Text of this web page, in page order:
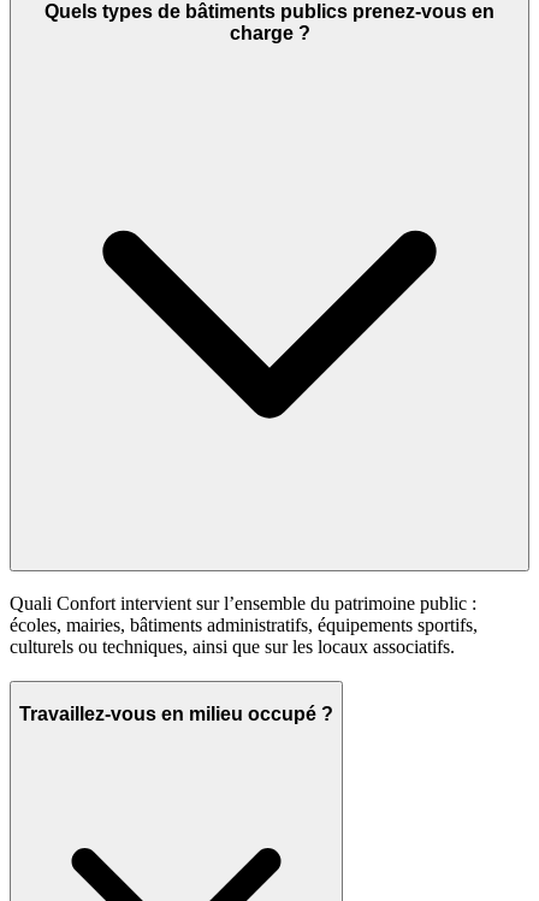
Quels types de bâtiments publics prenez-vous en
charge ?
Quali Confort intervient sur l’ensemble du patrimoine public :
écoles, mairies, bâtiments administratifs, équipements sportifs,
culturels ou techniques, ainsi que sur les locaux associatifs.
Travaillez-vous en milieu occupé ?